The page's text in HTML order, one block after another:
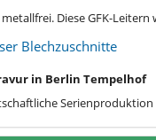
metallfrei. Diese GFK-
Blechzuschnitte
in Berlin Tempelhof